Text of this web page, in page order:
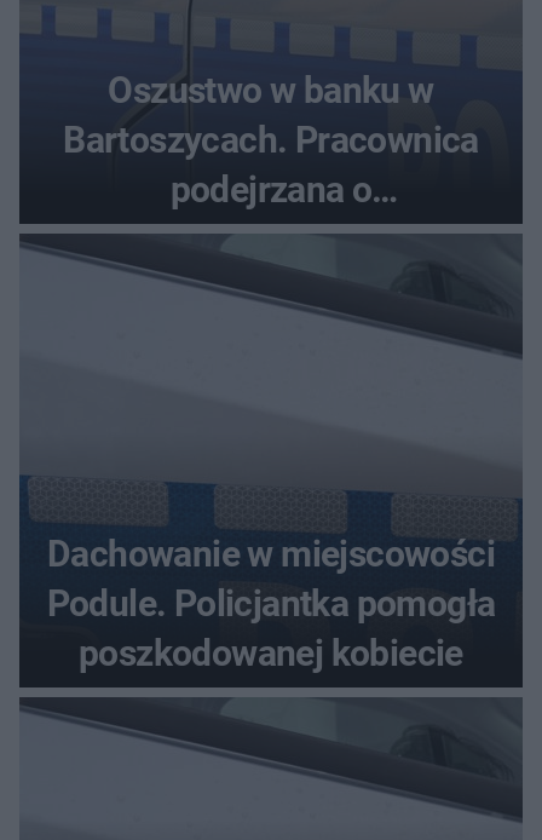
Oszustwo w banku w
Bartoszycach. Pracownica
podejrzana o
przywłaszczenie 470 000 zł
Dachowanie w miejscowości
Podule. Policjantka pomogła
poszkodowanej kobiecie